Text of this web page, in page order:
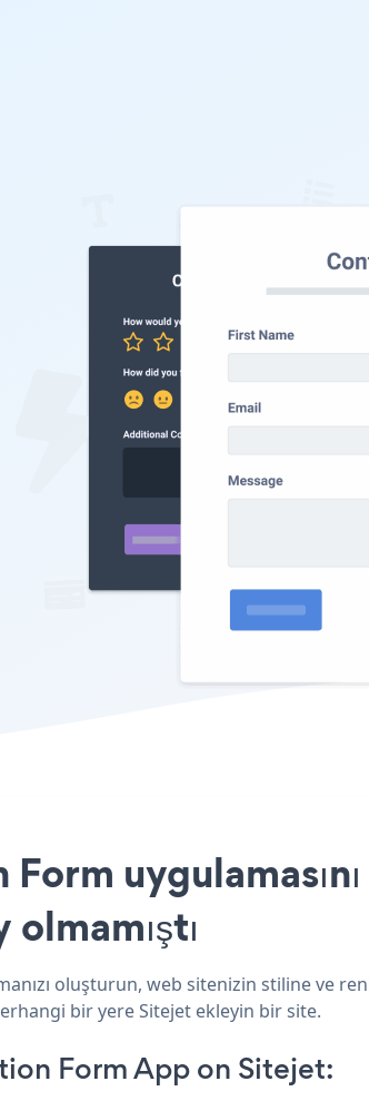
oluşturun, web sitenizin stiline ve
bir yere Sitejet ekleyin bir site.
Form App on Sitejet: